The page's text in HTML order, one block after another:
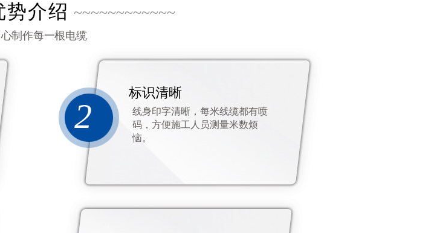
势介绍 ~~~~~~~~~~~~
制作每一根电缆
2
标识清晰
线身印字清晰，每米线缆都有喷
码，方便施工人员测量米数烦
恼。